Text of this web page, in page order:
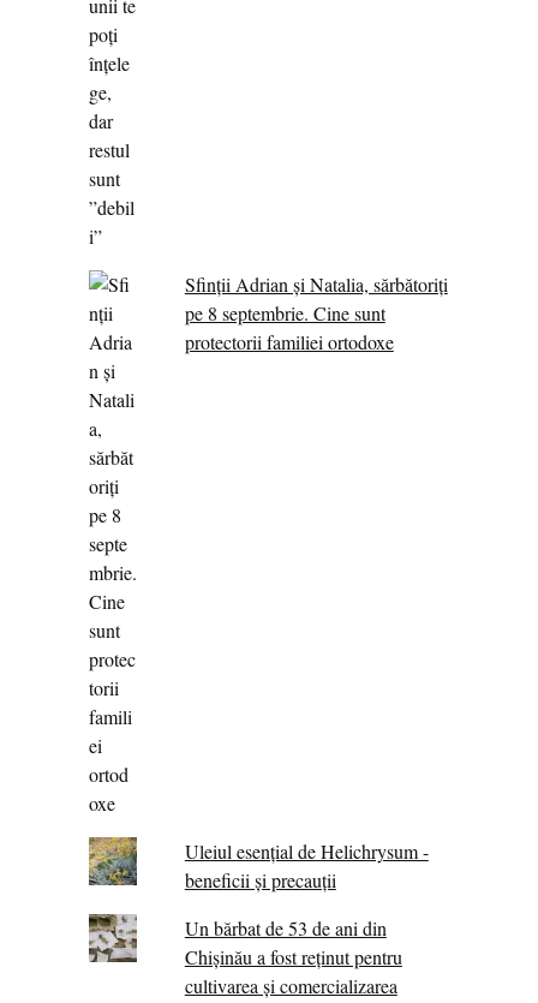
Sfinții Adrian și Natalia, sărbătoriți
pe 8 septembrie. Cine sunt
protectorii familiei ortodoxe
Uleiul esențial de Helichrysum -
beneficii și precauții
Un bărbat de 53 de ani din
Chișinău a fost reținut pentru
cultivarea și comercializarea